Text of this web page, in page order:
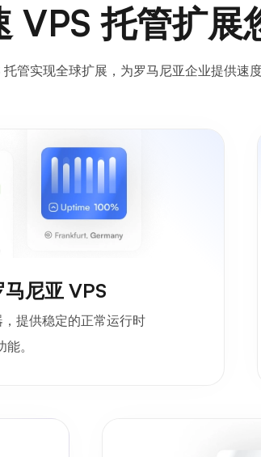
VPS 托管扩展
托管实现全球扩展，为罗马尼亚企业提供速
尼亚 VPS
提供稳定的正常运行时
。